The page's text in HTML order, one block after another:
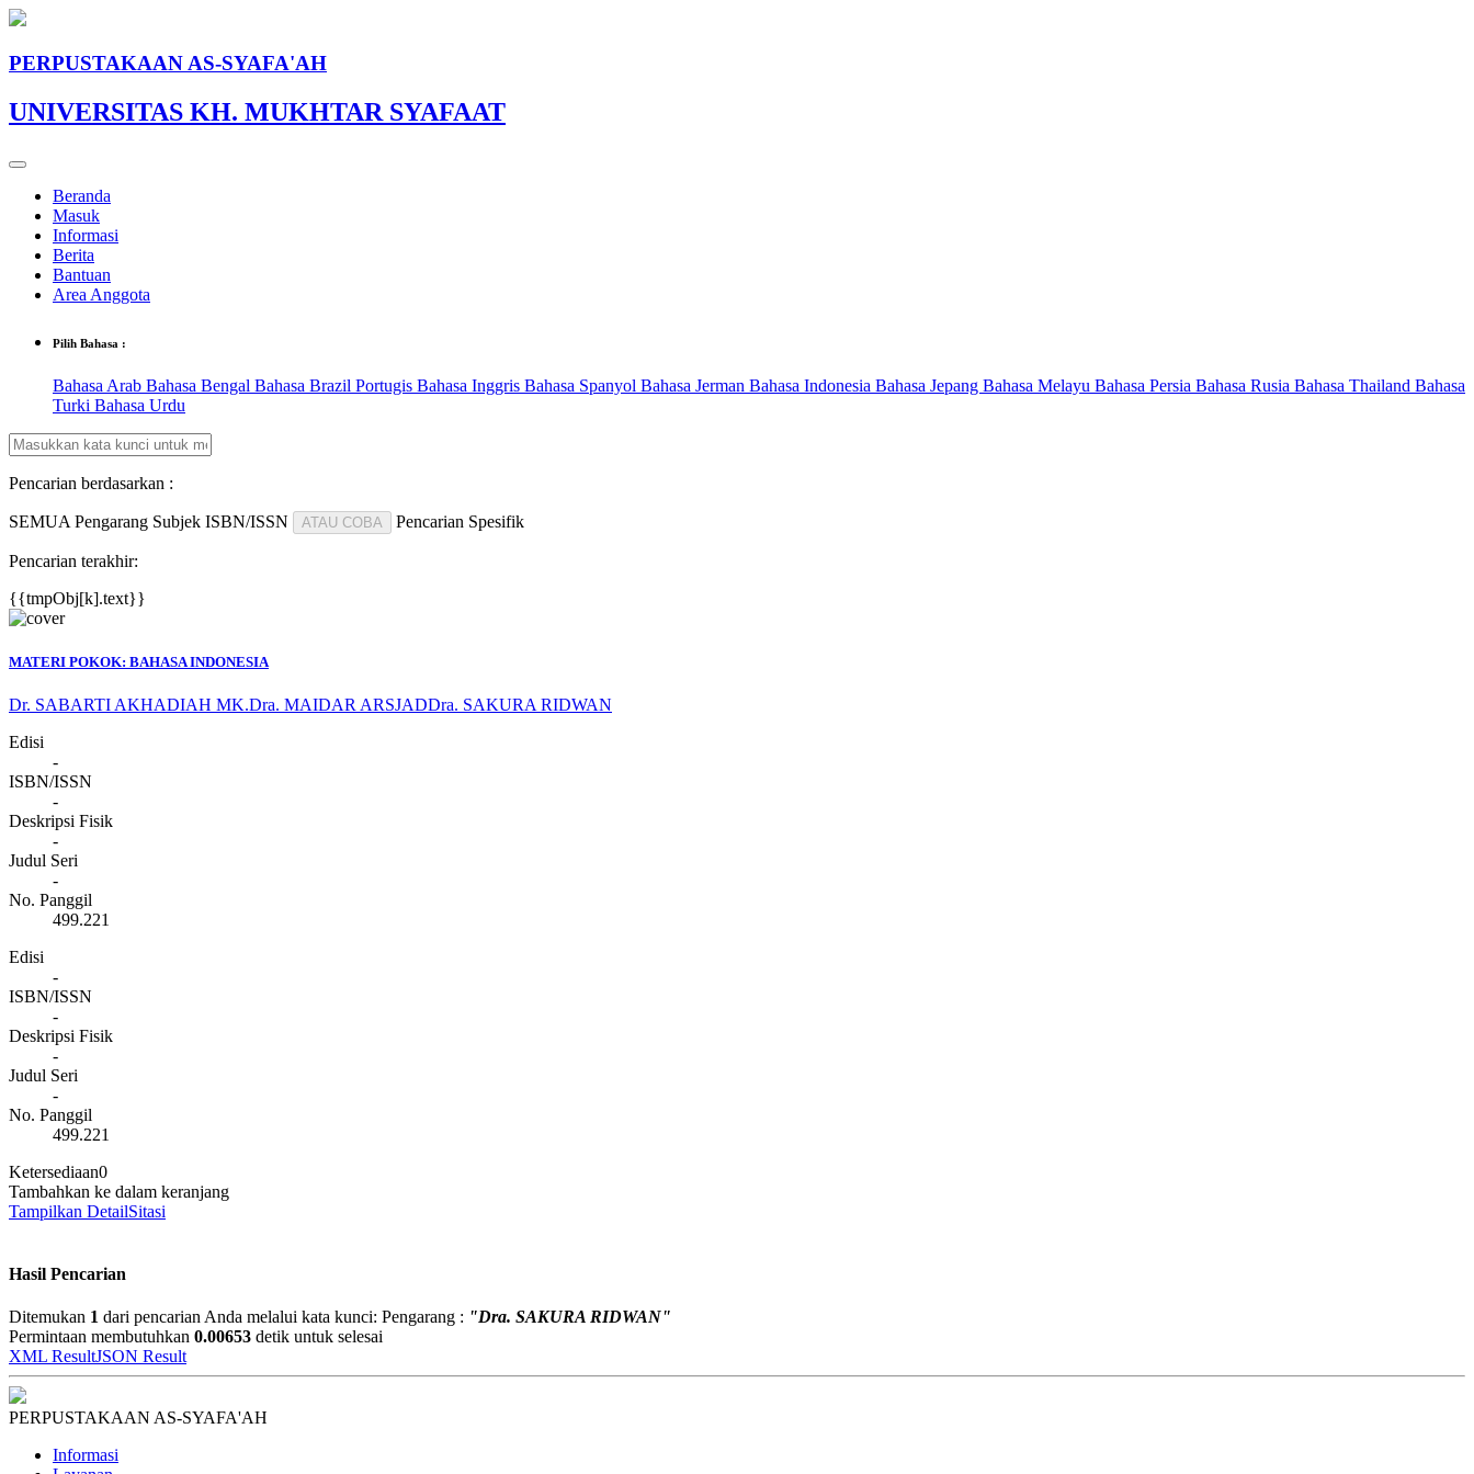
PERPUSTAKAAN AS-SYAFA'AH
UNIVERSITAS KH. MUKHTAR SYAFAAT
Beranda
Masuk
Informasi
Berita
Bantuan
Area Anggota
Pilih Bahasa :
Bahasa Arab Bahasa Bengal Bahasa Brazil Portugis Bahasa Inggris Bahasa Spanyol Bahasa Jerman Bahasa Indonesia Bahasa Jepang Bahasa Melayu Bahasa Persia Bahasa Rusia Bahasa Thailand Bahasa
Turki Bahasa Urdu
Pencarian berdasarkan :
SEMUA Pengarang Subjek ISBN/ISSN ATAU COBA Pencarian Spesifik
Pencarian terakhir:
{{tmpObj[k].text}}
MATERI POKOK: BAHASA INDONESIA
Dr. SABARTI AKHADIAH MK.Dra. MAIDAR ARSJADDra. SAKURA RIDWAN
Edisi
-
ISBN/ISSN
-
Deskripsi Fisik
-
Judul Seri
-
No. Panggil
499.221
Edisi
-
ISBN/ISSN
-
Deskripsi Fisik
-
Judul Seri
-
No. Panggil
499.221
Ketersediaan0
Tambahkan ke dalam keranjang
Tampilkan DetailSitasi
Hasil Pencarian
Ditemukan 1 dari pencarian Anda melalui kata kunci: Pengarang : "Dra. SAKURA RIDWAN"
Permintaan membutuhkan 0.00653 detik untuk selesai
XML ResultJSON Result
PERPUSTAKAAN AS-SYAFA'AH
Informasi